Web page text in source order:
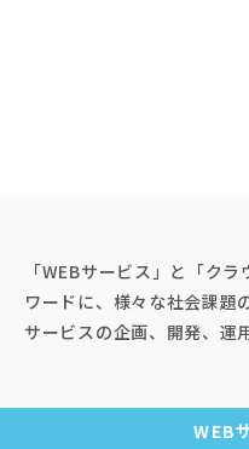
「WEBサービス」と「ク
ワードに、様々な社会課題
サービスの企画、開発、運
WEB